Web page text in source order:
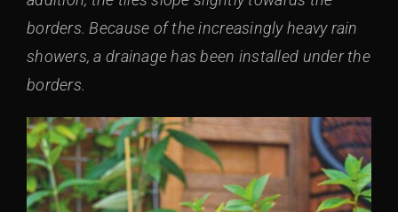
borders. Because of the increasingly heavy rain
showers, a drainage has been installed under the
borders.